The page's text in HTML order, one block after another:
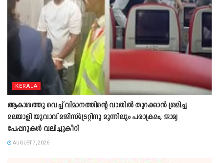
KERALA
ആകാശത്തു വെച്ച് വിമാനത്തിന്റെ വാതില്‍ തുറക്കാന്‍ ശ്രമിച്ച
മലയാളി യുവാവ് മജിസ്ട്രേറ്റിനു മുന്നിലും പരാക്രമം, ജാമ്യ
പേപ്പറുകൾ വലിച്ചുകീറി
AUGUST 7, 2026